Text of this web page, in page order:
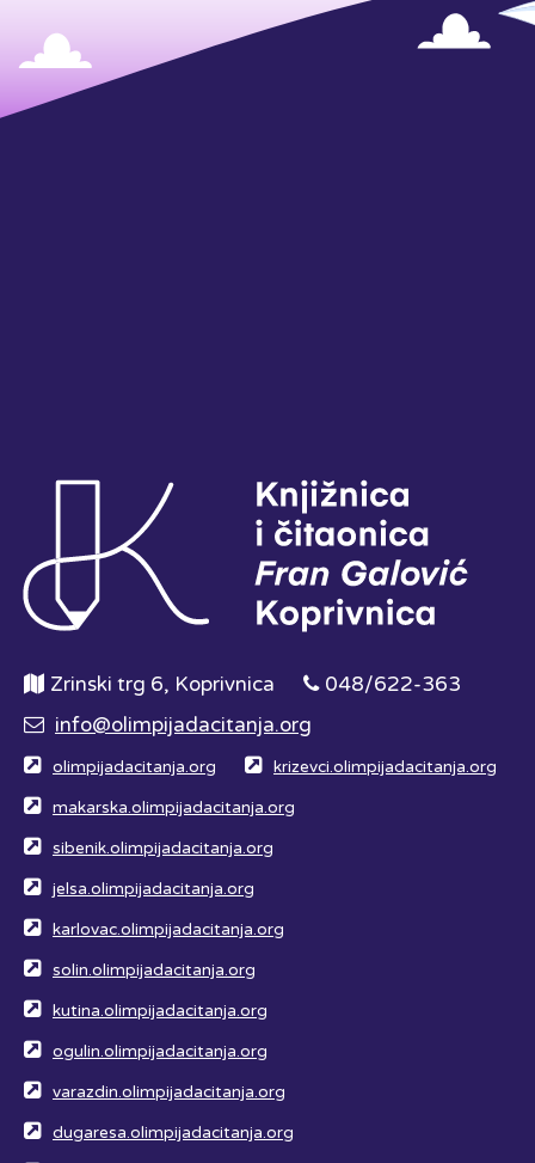
Zrinski trg 6, Koprivnica
048/622-363
info@olimpijadacitanja.org
olimpijadacitanja.org krizevci.olimpijadacitanja.org
makarska.olimpijadacitanja.org
sibenik.olimpijadacitanja.org
jelsa.olimpijadacitanja.org
karlovac.olimpijadacitanja.org
solin.olimpijadacitanja.org
kutina.olimpijadacitanja.org
ogulin.olimpijadacitanja.org
varazdin.olimpijadacitanja.org
dugaresa.olimpijadacitanja.org